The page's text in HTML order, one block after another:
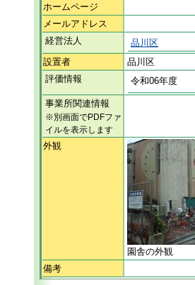
ホームページ
メールアドレス
経営法人
品川区
設置者
品川区
評価情報
令和06年度
事業所関連情報
※別画面でPDFファ
イルを表示します
外観
園舎の外観
備考